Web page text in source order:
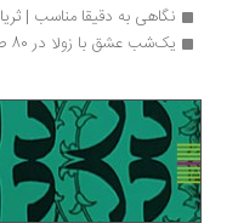
نگاهی به دقیقا مناسب | ثریا بیگدلی
یک‌شب عشق با زولا در 80 صفحه